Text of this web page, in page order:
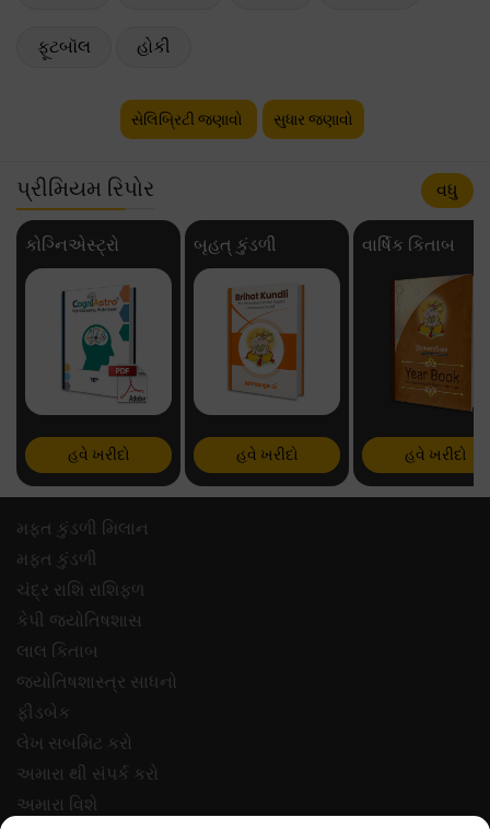
ફૂટબૉલ હોકી
સેલિબ્રિટી જણાવો સુધાર જણાવો
પ્રીમિયમ રિપોર વધુ
કોગ્નિએસ્ટ્રો
હવે ખરીદો
બૃહત્ કુંડળી
હવે ખરીદો
વાર્ષિક કિતાબ
હવે ખરીદો
મફ્ત કુંડળી મિલાન
મફ્ત કુંડળી
ચંદ્ર રાશિ રાશિફળ
કેપી જ્યોતિષશાસ
લાલ કિતાબ
જ્યોતિષશાસ્ત્ર સાધનો
ફીડબેક
લેખ સબમિટ કરો
અમારા થી સંપર્ક કરો
અમારા વિશે